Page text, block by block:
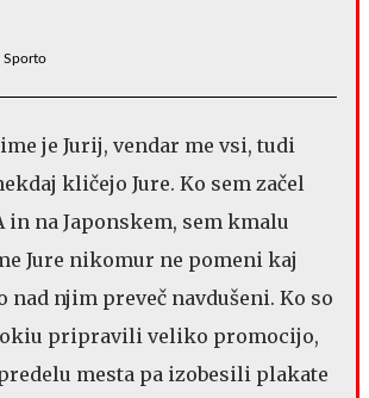
Sporto
je Jurij, vendar me vsi, tudi
kličejo Jure. Ko sem začel
in na Japonskem, sem kmalu
Jure nikomur ne pomeni kaj
njim preveč navdušeni. Ko so
pripravili veliko promocijo,
mesta pa izobesili plakate